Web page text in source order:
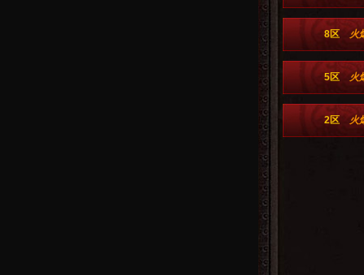
8区 火
5区 火
2区 火